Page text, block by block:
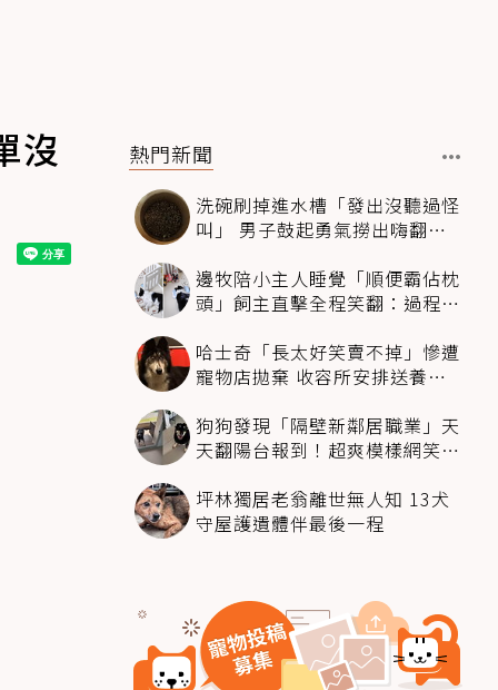
沒 熱門新聞
洗碗刷掉進水槽「發出沒聽過怪
叫」 男子鼓起勇氣撈出嗨翻：
邊牧陪小主人睡覺「順便霸佔枕
頭」飼主直擊全程笑翻：過程絲
哈士奇「長太好笑賣不掉」慘遭
寵物店拋棄 收容所安排送養活
狗狗發現「隔壁新鄰居職業」天
天翻陽台報到！超爽模樣網笑
坪林獨居老翁離世無人知 13犬
守屋護遺體伴最後一程